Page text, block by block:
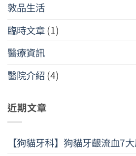
敦品生活
臨時文章(1)
醫療資訊
醫院介紹 (4)
近期文章
【狗貓牙科】狗貓牙齦流血7